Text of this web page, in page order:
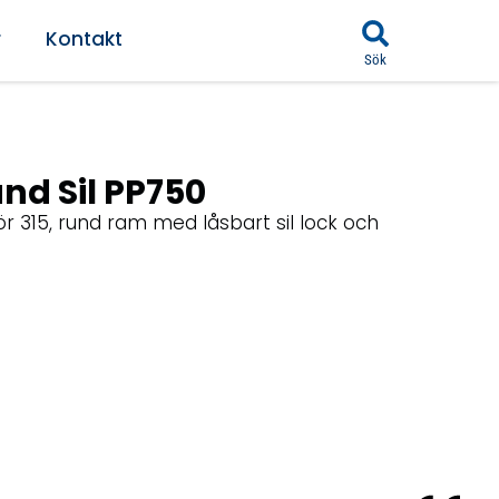
Kontakt
Sök
Sil PP750
rund ram med låsbart sil lock och